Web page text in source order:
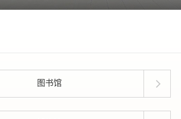
图书馆